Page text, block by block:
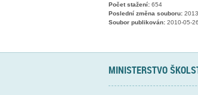
Počet stažení: 654
Poslední změna souboru:
Soubor publikován: 2010-05-
MINISTERSTVO